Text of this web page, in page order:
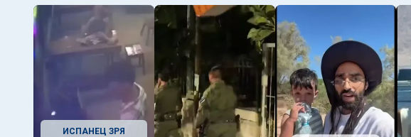
ИСПАНЕЦ ЗРЯ